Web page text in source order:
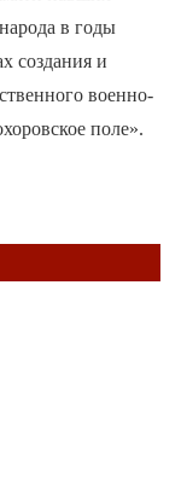
в годы
создания и
военно-
поле».